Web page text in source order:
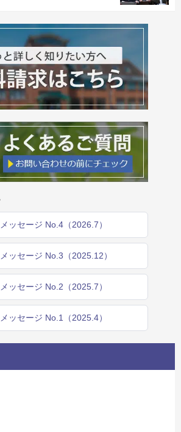
ッセージ No.4（2026.7）
ッセージ No.3（2025.12）
ッセージ No.2（2025.7）
ッセージ No.1（2025.4）